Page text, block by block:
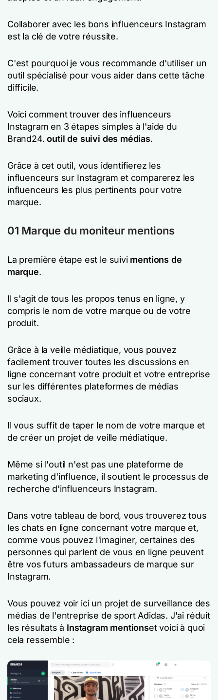
Collaborer avec les bons influenceurs Instagram
est la clé de votre réussite.
C'est pourquoi je vous recommande d'utiliser un
outil spécialisé pour vous aider dans cette tâche
difficile.
Voici comment trouver des influenceurs
Instagram en 3 étapes simples à l'aide du
Brand24.outil de suivi des médias.
Grâce à cet outil, vous identifierez les
influenceurs sur Instagram et comparerez les
influenceurs les plus pertinents pour votre
marque.
01 Marque du moniteur mentions
La première étape est le suivi mentions de
marque.
Il s'agit de tous les propos tenus en ligne, y
compris le nom de votre marque ou de votre
produit.
Grâce à la veille médiatique, vous pouvez
facilement trouver toutes les discussions en
ligne concernant votre produit et votre entreprise
sur les différentes plateformes de médias
sociaux.
Il vous suffit de taper le nom de votre marque et
de créer un projet de veille médiatique.
Même si l'outil n'est pas une plateforme de
marketing d'influence, il soutient le processus de
recherche d'influenceurs Instagram.
Dans votre tableau de bord, vous trouverez tous
les chats en ligne concernant votre marque et,
comme vous pouvez l'imaginer, certaines des
personnes qui parlent de vous en ligne peuvent
être vos futurs ambassadeurs de marque sur
Instagram.
Vous pouvez voir ici un projet de surveillance des
médias de l'entreprise de sport Adidas. J'ai réduit
les résultats à Instagram mentionset voici à quoi
cela ressemble :